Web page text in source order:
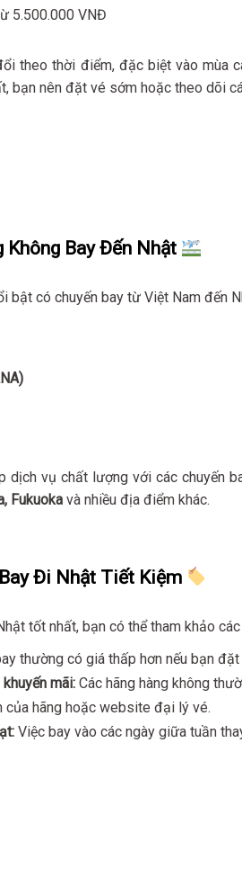
5.500.000 VNĐ
theo thời điểm, đặc biệt vào mùa
bạn nên đặt vé sớm hoặc theo dõi
Không Bay Đến Nhật
bật có chuyến bay từ Việt Nam đến
dịch vụ chất lượng với các chuyến
Fukuoka và nhiều địa điểm khác.
Đi Nhật Tiết Kiệm
tốt nhất, bạn có thể tham khảo
thường có giá thấp hơn nếu bạn
mãi: Các hãng hàng không
của hãng hoặc website đại lý vé.
Việc bay vào các ngày giữa tuần